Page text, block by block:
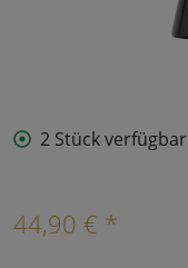
2 Stück verfügbar
44,90 € *